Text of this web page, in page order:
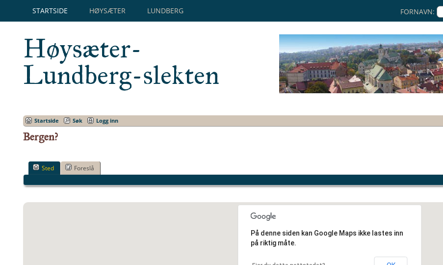
STARTSIDE HØYSÆTER LUNDBERG FORNAVN:
Høysæter-
Lundberg-slekten
Startside Søk Logg inn
Bergen?
Sted Foreslå
På denne siden kan Google Maps ikke lastes inn
på riktig måte.